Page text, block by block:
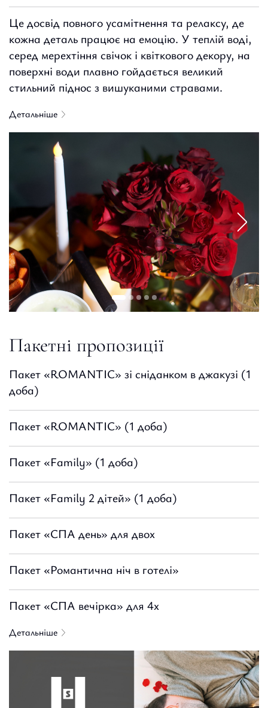
Це досвід повного усамітнення та релаксу, де
кожна деталь працює на емоцію. У теплій воді,
серед мерехтіння свічок і квіткового декору, на
поверхні води плавно гойдається великий
стильний піднос з вишуканими стравами.
Детальніше
Пакетні пропозиції
Пакет «ROMANTIC» зі сніданком в джакузі (1
доба)
Пакет «ROMANTIC» (1 доба)
Пакет «Family» (1 доба)
Пакет «Family 2 дітей» (1 доба)
Пакет «СПА день» для двох
Пакет «Романтична ніч в готелі»
Пакет «СПА вечірка» для 4х
Детальніше